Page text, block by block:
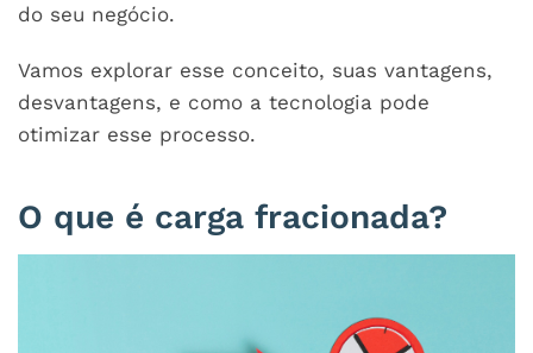
do seu negócio.
Vamos explorar esse conceito, suas vantagens,
desvantagens, e como a tecnologia pode
otimizar esse processo.
O que é carga fracionada?